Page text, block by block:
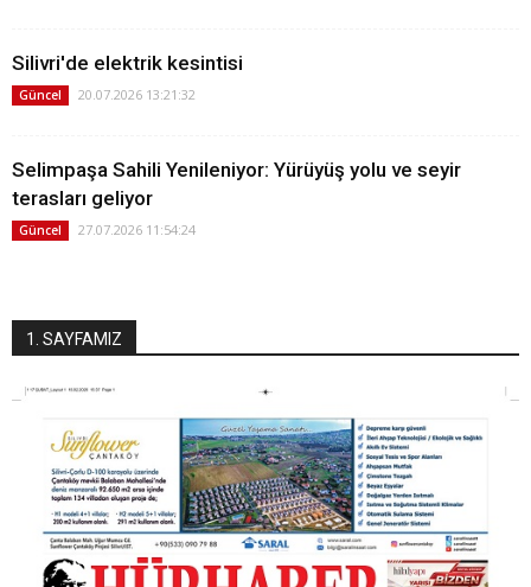
Silivri'de elektrik kesintisi
Güncel 20.07.2026 13:21:32
Selimpaşa Sahili Yenileniyor: Yürüyüş yolu ve seyir
terasları geliyor
Güncel 27.07.2026 11:54:24
1. SAYFAMIZ